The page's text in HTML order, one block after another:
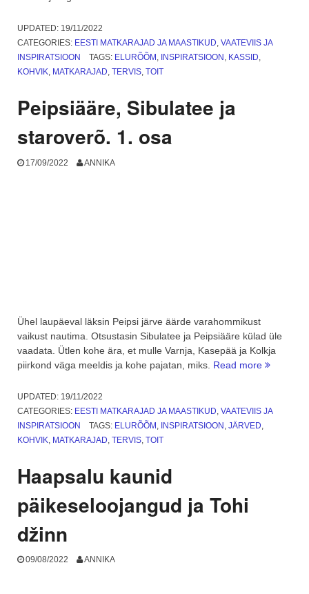
lubokkide
trükkimine.
UPDATED: 19/11/2022
CATEGORIES: EESTI MATKARAJAD JA MAASTIKUD, VAATEVIIS JA
INSPIRATSIOON
TAGS: ELURÕÕM , INSPIRATSIOON , KASSID,
KOHVIK, MATKARAJAD, TERVIS, TOIT
Peipsiääre, Sibulatee ja
staroverõ. 1. osa
17/09/2022 ANNIKA
Ühel laupäeval läksin Peipsi järve äärde varahommikust
vaikust nautima. Otsustasin Sibulatee ja Peipsiääre külad üle
vaadata. Ütlen kohe ära, et mulle Varnja, Kasepää ja Kolkja
piirkond väga meeldis ja kohe pajatan, miks. Read more
staroverõ.
UPDATED: 19/11/2022
CATEGORIES: EESTI MATKARAJAD JA MAASTIKUD VAATEVIIS JA
INSPIRATSIOON
TAGS: ELURÕÕM INSPIRATSIOON JÄRVED
KOHVIK MATKARAJAD TERVIS TOIT
Haapsalu kaunid
päikeseloojangud ja Tohi
džinn
09/08/2022 ANNIKA